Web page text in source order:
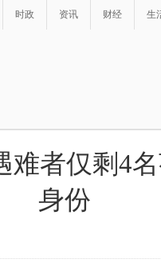
时政 资讯 财经 生
难者仅剩4
身份